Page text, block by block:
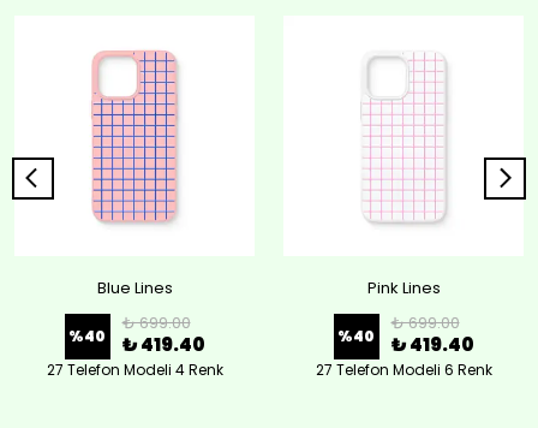
Blue Lines
%40
₺ 699.00
₺ 419.40
27 Telefon Modeli 4 Renk
Pink Lines
%40
₺ 699.00
₺ 419.40
27 Telefon Modeli 6 Renk